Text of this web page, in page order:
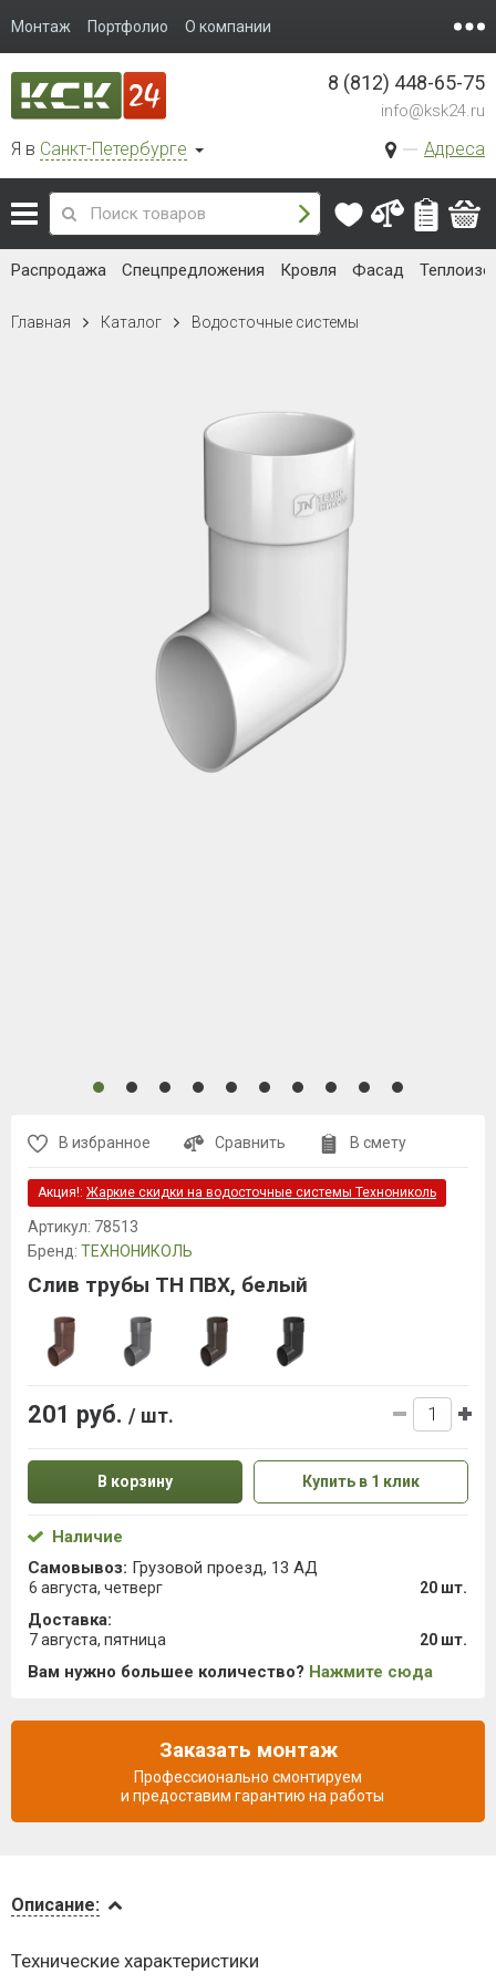
Монтаж Портфолио О компании
Я в Санкт-Петербурге Адреса
8 (812) 448-65-75
info@ksk24.ru
Распродажа Спецпредложения Кровля Фасад
Главная Каталог Водосточные системы
Описание:
Технические характеристики
В избранное Сравнить В смету
Акция!: Жаркие скидки на водосточные системы Технониколь
Артикул: 78513
Бренд: ТЕХНОНИКОЛЬ
Слив трубы ТН ПВХ, белый
201 руб. / шт.
В корзину Купить в 1 клик
Наличие
Самовывоз: Грузовой проезд, 13 АД
6 августа, четверг 20 шт.
Доставка:
7 августа, пятница 20 шт.
Вам нужно большее количество? Нажмите сюда
Заказать монтаж
Профессионально смонтируем
и предоставим гарантию на работы